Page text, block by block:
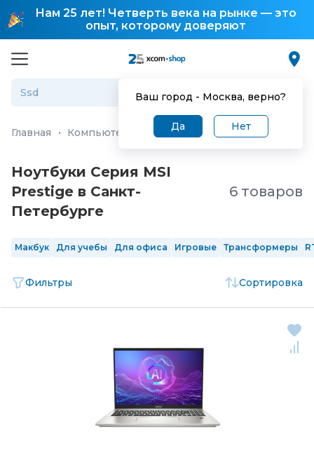
Нам 25 лет! Четверть века на рынке — это
опыт, которому доверяют
Ваш город - Москва, верно?
Да Нет
Главная · Компьютеры и ноутбуки Ноутбуки
Ноутбуки Серия MSI
Prestige в Санкт-
Петербургe
6 товаров
Макбук Для учебы Для офиса Игровые Трансформеры
Фильтры Сортировка